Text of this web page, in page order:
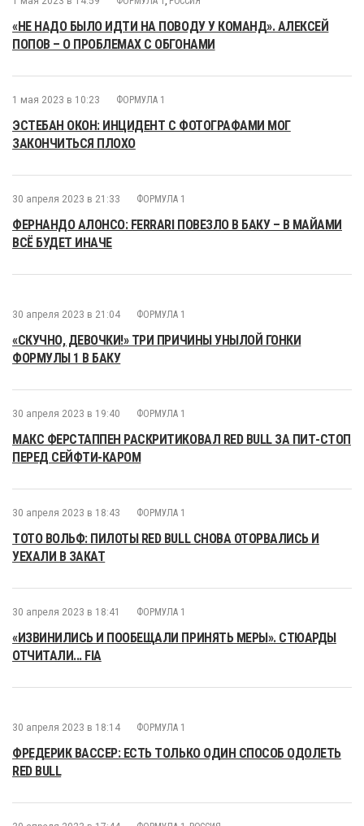
«НЕ НАДО БЫЛО ИДТИ НА ПОВОДУ У КОМАНД». АЛЕКСЕЙ
ПОПОВ – О ПРОБЛЕМАХ С ОБГОНАМИ
1 мая 2023 в 10:23 ФОРМУЛА 1
ЭСТЕБАН ОКОН: ИНЦИДЕНТ С ФОТОГРАФАМИ МОГ
ЗАКОНЧИТЬСЯ ПЛОХО
30 апреля 2023 в 21:33 ФОРМУЛА 1
ФЕРНАНДО АЛОНСО: FERRARI ПОВЕЗЛО В БАКУ – В МАЙАМИ
ВСЁ БУДЕТ ИНАЧЕ
30 апреля 2023 в 21:04 ФОРМУЛА 1
«СКУЧНО, ДЕВОЧКИ!» ТРИ ПРИЧИНЫ УНЫЛОЙ ГОНКИ
ФОРМУЛЫ 1 В БАКУ
30 апреля 2023 в 19:40 ФОРМУЛА 1
МАКС ФЕРСТАППЕН РАСКРИТИКОВАЛ RED BULL ЗА ПИТ-СТОП
ПЕРЕД СЕЙФТИ-КАРОМ
30 апреля 2023 в 18:43 ФОРМУЛА 1
ТОТО ВОЛЬФ: ПИЛОТЫ RED BULL СНОВА ОТОРВАЛИСЬ И
УЕХАЛИ В ЗАКАТ
30 апреля 2023 в 18:41 ФОРМУЛА 1
«ИЗВИНИЛИСЬ И ПООБЕЩАЛИ ПРИНЯТЬ МЕРЫ». СТЮАРДЫ
ОТЧИТАЛИ... FIA
30 апреля 2023 в 18:14 ФОРМУЛА 1
ФРЕДЕРИК ВАССЕР: ЕСТЬ ТОЛЬКО ОДИН СПОСОБ ОДОЛЕТЬ
RED BULL